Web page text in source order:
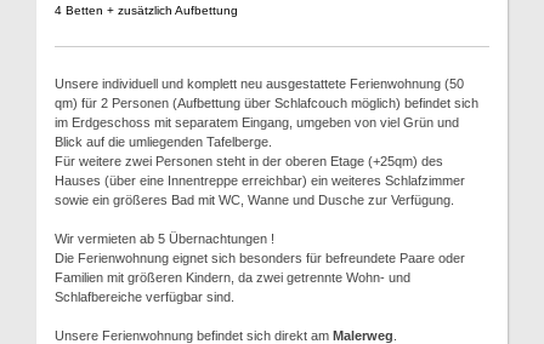
4 Betten + zusätzlich Aufbettung
Unsere individuell und komplett neu ausgestattete Ferienwohnung (50
qm) für 2 Personen (Aufbettung über Schlafcouch möglich) befindet sich
im Erdgeschoss mit separatem Eingang, umgeben von viel Grün und
Blick auf die umliegenden Tafelberge.
Für weitere zwei Personen steht in der oberen Etage (+25qm) des
Hauses (über eine Innentreppe erreichbar) ein weiteres Schlafzimmer
sowie ein größeres Bad mit WC, Wanne und Dusche zur Verfügung.
Wir vermieten ab 5 Übernachtungen !
Die Ferienwohnung eignet sich besonders für befreundete Paare oder
Familien mit größeren Kindern, da zwei getrennte Wohn- und
Schlafbereiche verfügbar sind.
Unsere Ferienwohnung befindet sich direkt am Malerweg